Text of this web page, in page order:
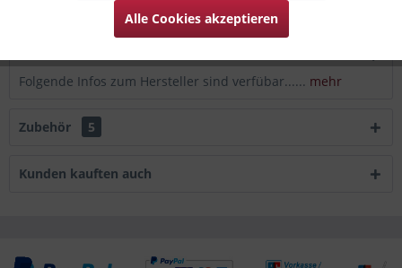
Bewertungen lesen, schreiben und diskutieren...
Folgende Infos zum Hersteller sind verfübar...... mehr
Zubehör 5
Kunden kauften auch
Alle Cookies akzeptieren